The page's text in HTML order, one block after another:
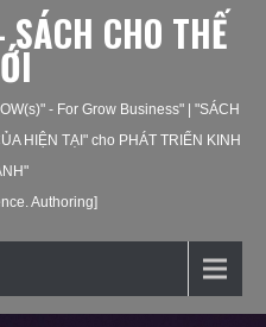
CHO THẾ
- For Grow Business" | "SÁCH
HIỆN TẠI" cho PHÁT TRIỂN KINH
Authoring]